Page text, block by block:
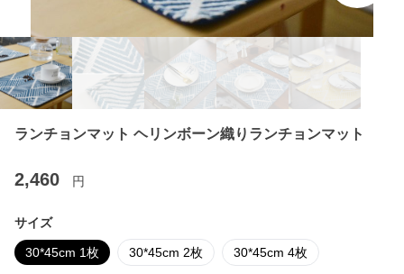
ランチョンマット ヘリンボーン織りランチョンマット
2,460 円
サイズ
30*45cm 1枚 30*45cm 2枚 30*45cm 4枚